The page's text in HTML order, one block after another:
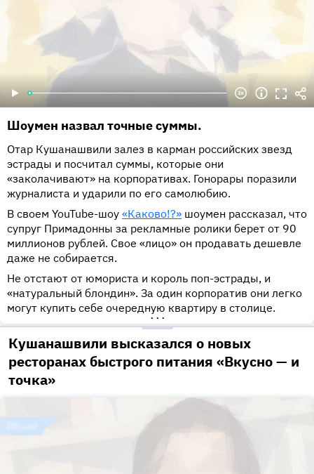
Шоумен назвал точные суммы.
Отар Кушанашвили залез в карман российских звезд
эстрады и посчитал суммы, которые они
«заколачивают» на корпоративах. Гонорары поразили
журналиста и ударили по его самолюбию.
В своем YouTube-шоу «Каково!?» шоумен рассказал, что
супруг Примадонны за рекламные ролики берет от 90
миллионов рублей. Свое «лицо» он продавать дешевле
даже не собирается.
Не отстают от юмориста и король поп-эстрады, и
«натуральный блондин». За один корпоратив они легко
могут купить себе очередную квартиру в столице.
•••
Кушанашвили высказался о новых
ресторанах быстрого питания «Вкусно — и
точка»